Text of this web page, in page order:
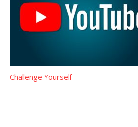
Challenge Yourself